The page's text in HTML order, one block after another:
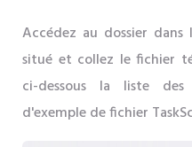
Accédez au dossier
situé et collez le fichier
ci-dessous la liste
d'exemple de fichier